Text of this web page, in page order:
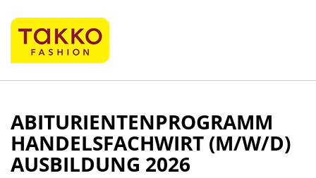
ABITURIENTENPROGRAMM
HANDELSFACHWIRT (M/W/D)
AUSBILDUNG 2026